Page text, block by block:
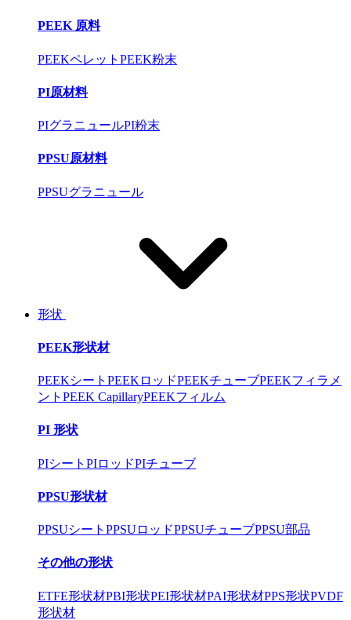
PEEK 原料
PEEKペレット PEEK粉末
PI原材料
PIグラニュールPI粉末
PPSU原材料
PPSUグラニュール
形状
PEEK形状材
PEEKシート PEEKロッドPEEKチューブPEEKフィラメ
ント PEEK CapillaryPEEKフィルム
PI 形状
PIシート PIロッドPIチューブ
PPSU形状材
PPSUシート PPSUロッドPPSUチューブPPSU部品
その他の形状
ETFE形状材PBI形状PEI形状材PAI形状材PPS形状PVDF
形状材